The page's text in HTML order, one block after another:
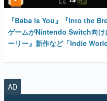
『Baba is You』『Into the
ゲームがNintendo Switch向け
ーリー』新作など「Indie
AD